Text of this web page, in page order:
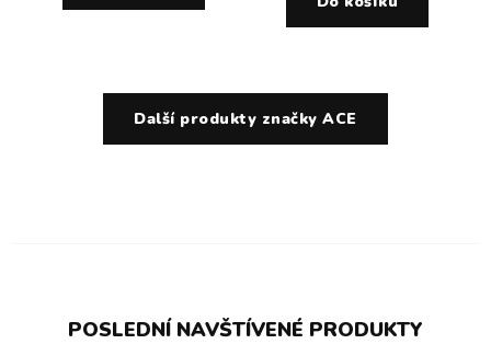
Další produkty značky ACE
POSLEDNÍ NAVŠTÍVENÉ PRODUKTY